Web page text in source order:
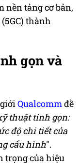
nền tảng cơ bản,
thành
gọn và
Qualcommđề
thuật tinh gọn:
độ chi tiết của
cấu hình".
trọng của hiệu